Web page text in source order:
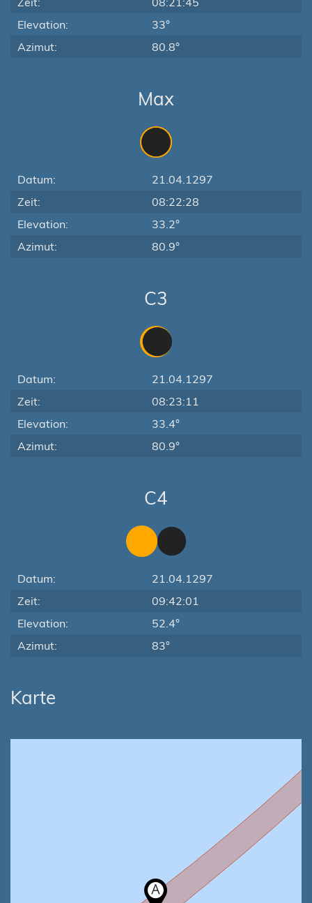
Elevation:
33°
Azimut:
80.8°
Max
Datum:
21.04.1297
Zeit:
08:22:28
Elevation:
33.2°
Azimut:
80.9°
C3
Datum:
21.04.1297
Zeit:
08:23:11
Elevation:
33.4°
Azimut:
80.9°
C4
Datum:
21.04.1297
Zeit:
09:42:01
Elevation:
52.4°
Azimut:
83°
Karte